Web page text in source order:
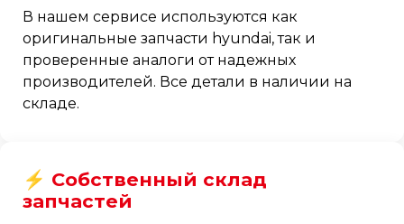
В нашем сервисе используются как
оригинальные запчасти hyundai, так и
проверенные аналоги от надежных
производителей. Все детали в наличии на
складе.
⚡ Собственный склад
запчастей